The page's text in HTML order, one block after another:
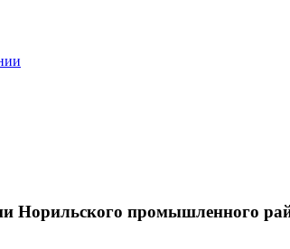
Норильского промышленного